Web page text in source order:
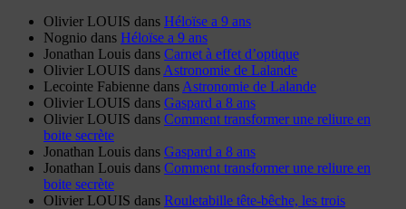
Olivier LOUIS dans Héloïse a 9 ans
Nognio dans Héloïse a 9 ans
Jonathan Louis dans Carnet à effet d’optique
Olivier LOUIS dans Astronomie de Lalande
Lecointe Fabienne dans Astronomie de Lalande
Olivier LOUIS dans Gaspard a 8 ans
Olivier LOUIS dans Comment transformer une reliure en
boite secrète
Jonathan Louis dans Gaspard a 8 ans
Jonathan Louis dans Comment transformer une reliure en
boite secrète
Olivier LOUIS dans Rouletabille tête-bêche, les trois